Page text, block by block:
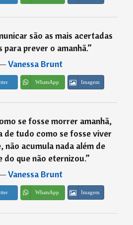
são as mais acertadas
para prever o amanhã.”
Vanessa Brunt
WhatsApp Imagem
se fosse morrer amanhã,
de tudo como se fosse viver
não acumula nada além de
do que não eternizou.”
Vanessa Brunt
WhatsApp Imagem